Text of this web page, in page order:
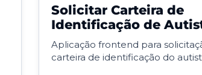
Solicitar Carteira de
Identificação de
Aplicação frontend para
carteira de identificação do